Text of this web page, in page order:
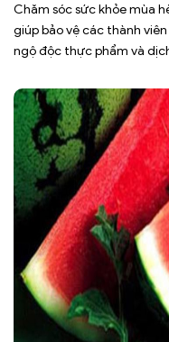
Chăm sóc sức khỏe mùa
giúp bảo vệ các thành
ngộ độc thực phẩm và
sức […]